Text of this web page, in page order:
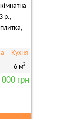
р.,
плитка,
Кухня
6 м2
000 грн